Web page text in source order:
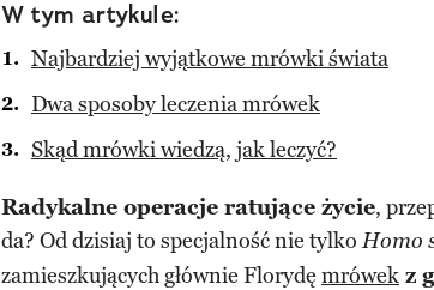
W tym artykule:
Najbardziej wyjątkowe mrówki świata
Dwa sposoby leczenia mrówek
Skąd mrówki wiedzą, jak leczyć?
Radykalne operacje ratujące życie,
da? Od dzisiaj to specjalność nie tylko Homo
zamieszkujących głównie Florydę mrówek z